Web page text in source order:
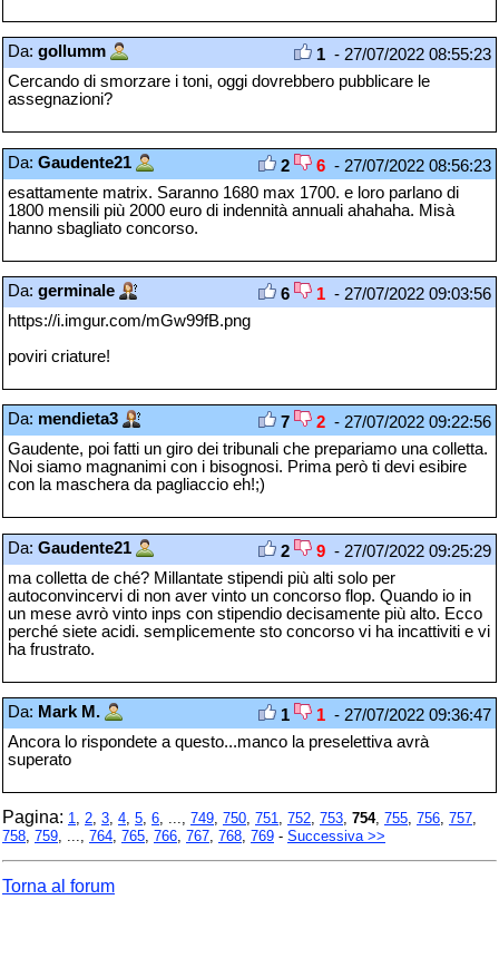
Da: gollumm 1 - 27/07/2022 08:55:23
Cercando di smorzare i toni, oggi dovrebbero pubblicare le
assegnazioni?
Da: Gaudente21 2 6 - 27/07/2022 08:56:23
esattamente matrix. Saranno 1680 max 1700. e loro parlano di
1800 mensili più 2000 euro di indennità annuali ahahaha. Misà
hanno sbagliato concorso.
Da: germinale 6 1 - 27/07/2022 09:03:56
https://i.imgur.com/mGw99fB.png
poviri criature!
Da: mendieta3 7 2 - 27/07/2022 09:22:56
Gaudente, poi fatti un giro dei tribunali che prepariamo una colletta.
Noi siamo magnanimi con i bisognosi. Prima però ti devi esibire
con la maschera da pagliaccio eh!;)
Da: Gaudente21 2 9 - 27/07/2022 09:25:29
ma colletta de ché? Millantate stipendi più alti solo per
autoconvincervi di non aver vinto un concorso flop. Quando io in
un mese avrò vinto inps con stipendio decisamente più alto. Ecco
perché siete acidi. semplicemente sto concorso vi ha incattiviti e vi
ha frustrato.
Da: Mark M. 1 1 - 27/07/2022 09:36:47
Ancora lo rispondete a questo...manco la preselettiva avrà
superato
Pagina: 1, 2, 3, 4, 5, 6, ..., 749, 750, 751, 752, 753, 754, 755, 756, 757,
758, 759, ..., 764, 765, 766, 767, 768, 769 - Successiva >>
Torna al forum